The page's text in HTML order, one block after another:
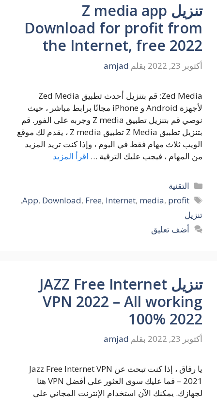
تنزيل Z media app
Download for profit from
the Internet, free 2022
أكتوبر 23, 2022 بقلم amjad
Zed Media: قم بتنزيل أحدث تطبيق Zed Media
لأجهزة Android و iPhone مجانًا برابط مباشر ، حيث
نوصي قم بتنزيل تطبيق Z media وجربه على الفور. قم
بتنزيل تطبيق Z Media تطبيق Z media ، يقدم لك موقع
الويب ثلاث مهام فقط في اليوم ، وإذا كنت تريد المزيد
من المهام ، فيجب عليك الترقية … اقرأ المزيد
التصنيفات
التقنية
الوسوم
App, Download, Free, Internet, media, profit
,
تنزيل
أضف تعليق
تنزيل JAZZ Free Internet
VPN 2022 – All working
100% 2022
أكتوبر 23, 2022 بقلم amjad
يا رفاق ، إذا كنت تبحث عن Jazz Free Internet VPN
2021 – فما عليك سوى العثور على أفضل VPN هنا
لجهازك. يمكنك الآن استخدام الإنترنت المجاني على